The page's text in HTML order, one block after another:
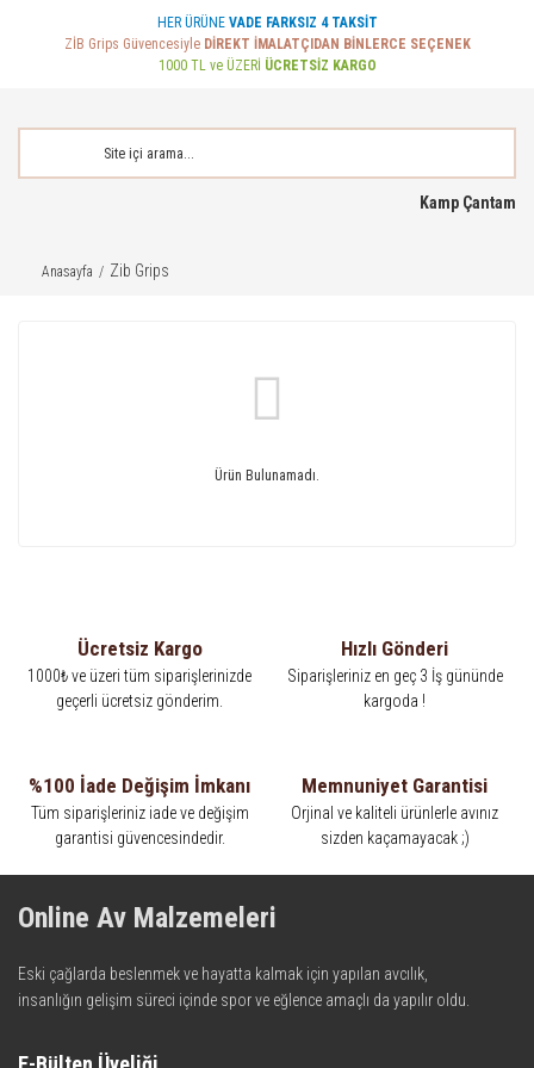
HER ÜRÜNE VADE FARKSIZ 4 TAKSİT
ZİB Grips Güvencesiyle DİREKT İMALATÇIDAN BİNLERCE SEÇENEK
1000 TL ve ÜZERİ ÜCRETSİZ KARGO
Kamp Çantam
Anasayfa Zib Grips
Ürün Bulunamadı.
Ücretsiz Kargo
1000₺ ve üzeri tüm siparişlerinizde
geçerli ücretsiz gönderim.
Hızlı Gönderi
Siparişleriniz en geç 3 İş gününde
kargoda !
%100 İade Değişim İmkanı
Tüm siparişleriniz iade ve değişim
garantisi güvencesindedir.
Memnuniyet Garantisi
Orjinal ve kaliteli ürünlerle avınız
sizden kaçamayacak ;)
Online Av Malzemeleri
Eski çağlarda beslenmek ve hayatta kalmak için yapılan avcılık,
insanlığın gelişim süreci içinde spor ve eğlence amaçlı da yapılır oldu.
teknolojinin dokunuşuyla av malzemelerinde en iyisini meydana